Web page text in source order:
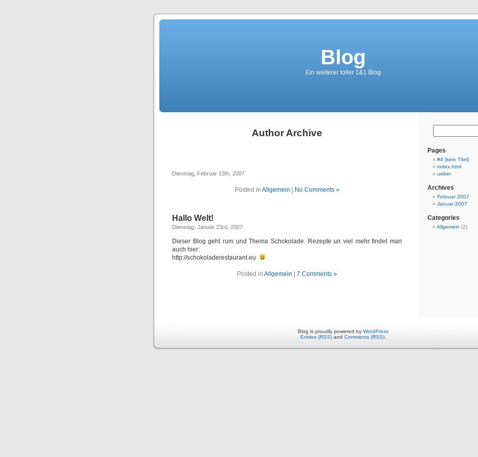
Blog
Ein weiterer toller 1&1 Blog
Author Archive
Dienstag, Februar 13th, 2007
Posted in Allgemein No Comments »
Hallo Welt!
Dienstag, Januar 23rd, 2007
Dieser Blog geht rum und Thema Schokolade. Rezepte un viel mehr findet man
auch hier:
http://schokoladerestaurant.eu
Posted in Allgemein 7 Comments »
Pages
#4 (kein Titel)
index.html
ueber
Archives
Februar 2007
Januar 2007
Categories
Allgemein (2)
Blog is proudly powered by WordPress
Entries (RSS) and Comments (RSS)